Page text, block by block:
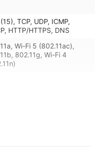
TCP, UDP, ICMP,
HTTP/HTTPS, DNS
Wi-Fi 5 (802.11ac),
802.11g, Wi-Fi 4